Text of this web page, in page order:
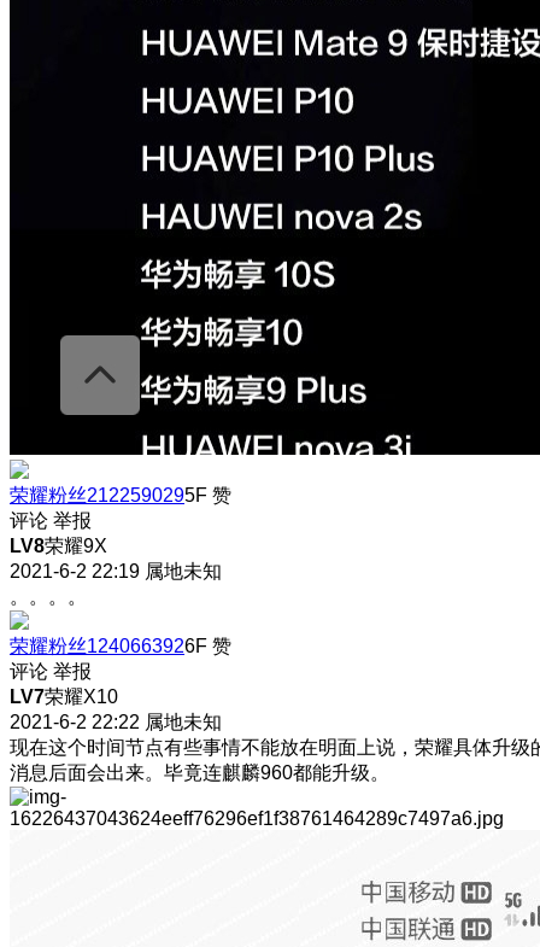
荣耀粉丝2122590295F 赞
评论 举报
LV8荣耀9X
2021-6-2 22:19 属地未知
。。。。
荣耀粉丝1240663926F 赞
评论 举报
LV7荣耀X10
2021-6-2 22:22 属地未知
现在这个时间节点有些事情不能放在明面上说，荣耀具体升级
消息后面会出来。毕竟连麒麟960都能升级。